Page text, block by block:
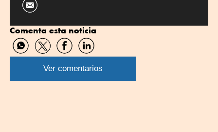
Comenta esta noticia
Compartir
por
WhatsApp
Compartir
por
Twitter
Compartir
por
Facebook
Compartir
por
Linkedin
Ver comentarios